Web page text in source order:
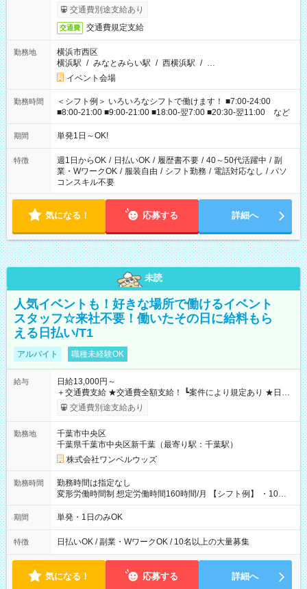
交通費別途支給あり
交通費 交通費規定支給
勤務地
横浜市西区
横浜駅 / みなとみらい駅 / 西横浜駅 / …
イベント会場
勤務時間
＜シフト例＞ いろいろなシフトで働けます！ ■7:00-24:00
■8:00-21:00 ■9:00-21:00 ■18:00-翌7:00 ■20:30-翌11:00 など
期間 単発1日～OK!
特徴 週1日からOK / 日払いOK / 履歴書不要 / 40～50代活躍中 / 副
業・WワークOK / 服装自由 / シフト勤務 / 電話対応なし / パソ
コンスキル不要
気になる！ 応募する 詳細へ
未読
人気イベントも！好きな場所で働けるイベント
スタッフ☆来社不要！働いたその日に給料もら
える日払い/T1
アルバイト 職種未経験OK
給与
日給13,000円～
＋交通費支給 ★交通費全額支給！ ┗案件により規定あり ★日払
いOK！（規定あり） ┗働いたその日に現金GET♪ お仕事後はコ
ンビニATMから 日払い分を引き落とせます！ 【試用期間】試
交通費別途支給あり
勤務地
千葉市中央区
千葉県千葉市中央区新千葉（最寄り駅：千葉駅）
株式会社ワンベルウッズ
勤務時間
勤務時間は指定なし
変形労働時間制 想定労働時間160時間/月 【シフト例】 ・10：
00～20：00
期間 単発・1日のみOK
特徴 日払いOK / 副業・WワークOK / 10名以上の大量募集
気になる！ 応募する 詳細へ